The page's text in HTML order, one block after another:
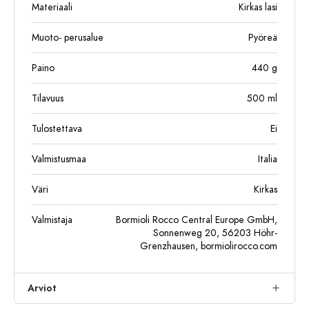
Materiaali Kirkas lasi
Muoto- perusalue Pyöreä
Paino 440 g
Tilavuus 500 ml
Tulostettava Ei
Valmistusmaa Italia
Väri Kirkas
Valmistaja
Bormioli Rocco Central Europe GmbH,
Sonnenweg 20, 56203 Höhr-
Grenzhausen, bormiolirocco.com
Arviot